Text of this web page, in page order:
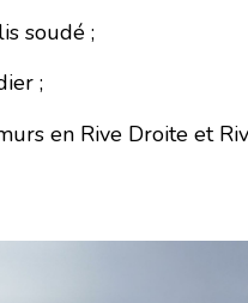
soudé ;
;
en Rive Droite et